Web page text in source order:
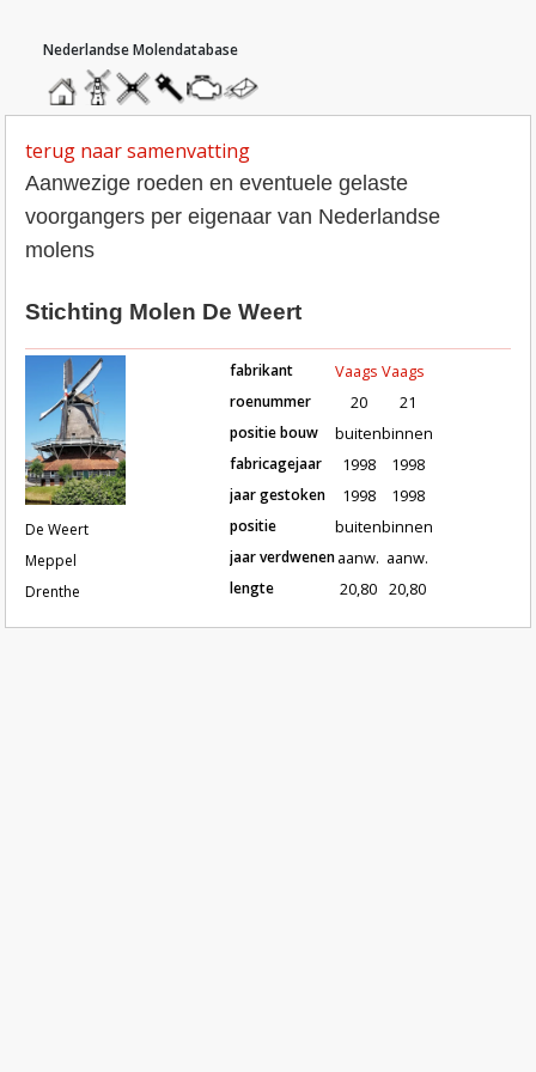
homemolendatabase
roedendatabase
assendatabase
motorendatabase
stuur
een
terug naar samenvatting
Aanwezige roeden en eventuele gelaste
voorgangers per eigenaar van Nederlandse
molens
Stichting Molen De Weert
De Weert
Meppel
Drenthe
Roeden van molen De Weert in
fabrikant
roenummer
positie bouw
fabricagejaar
jaar gestoken
positie
jaar verdwenen
lengte
Vaags
20
buiten
1998
1998
buiten
aanw.
20,80
Vaags
21
binnen
1998
1998
binnen
aanw.
20,80